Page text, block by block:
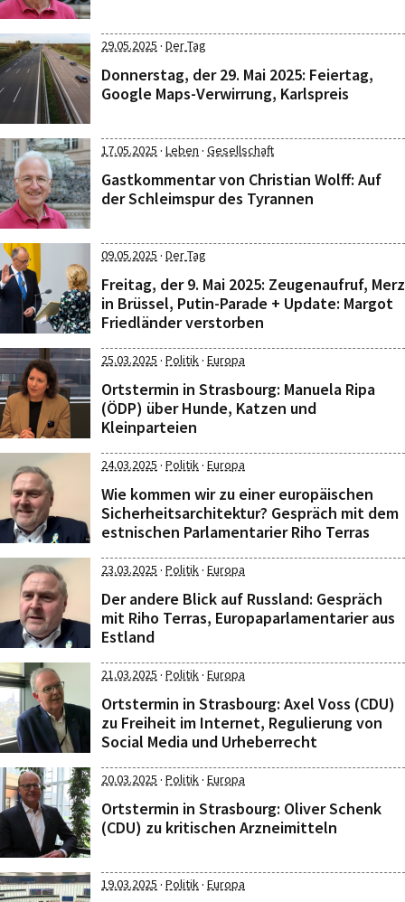
29.05.2025 · Der Tag
Donnerstag, der 29. Mai 2025: Feiertag,
Google Maps-Verwirrung, Karlspreis
17.05.2025 · Leben · Gesellschaft
Gastkommentar von Christian Wolff: Auf
der Schleimspur des Tyrannen
09.05.2025 · Der Tag
Freitag, der 9. Mai 2025: Zeugenaufruf, Merz
in Brüssel, Putin-Parade + Update: Margot
Friedländer verstorben
25.03.2025 · Politik· Europa
Ortstermin in Strasbourg: Manuela Ripa
(ÖDP) über Hunde, Katzen und
Kleinparteien
24.03.2025 · Politik· Europa
Wie kommen wir zu einer europäischen
Sicherheitsarchitektur? Gespräch mit dem
estnischen Parlamentarier Riho Terras
23.03.2025 · Politik· Europa
Der andere Blick auf Russland: Gespräch
mit Riho Terras, Europaparlamentarier aus
Estland
21.03.2025 · Politik· Europa
Ortstermin in Strasbourg: Axel Voss (CDU)
zu Freiheit im Internet, Regulierung von
Social Media und Urheberrecht
20.03.2025 · Politik· Europa
Ortstermin in Strasbourg: Oliver Schenk
(CDU) zu kritischen Arzneimitteln
19.03.2025 · Politik· Europa